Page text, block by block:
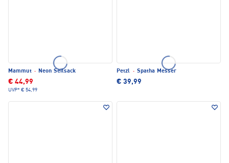
Mammut · Neon Seilsack
€ 44,99
UVP* € 54,99
Petzl · Spatha Messer
€ 39,99